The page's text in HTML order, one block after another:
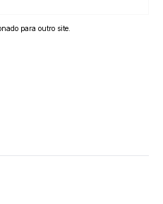
para outro site.